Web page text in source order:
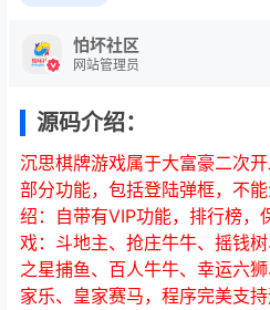
怕坏社区
网站管理员
源码介绍：
沉思棋牌游戏属于大富豪二次
部分功能，包括登陆弹框，不
绍：自带有VIP功能，排行榜，
戏：斗地主、抢庄牛牛、摇钱
之星捕鱼、百人牛牛、幸运六
家乐、皇家赛马，程序完美支持